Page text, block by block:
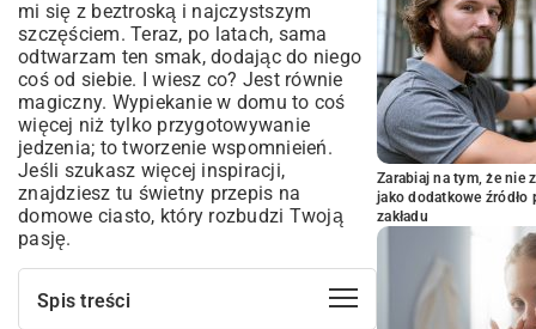
mi się z beztroską i najczystszym
szczęściem. Teraz, po latach, sama
odtwarzam ten smak, dodając do niego
coś od siebie. I wiesz co? Jest równie
magiczny. Wypiekanie w domu to coś
więcej niż tylko przygotowywanie
jedzenia; to tworzenie wspomnieień.
Jeśli szukasz więcej inspiracji,
znajdziesz tu świetny przepis na
domowe ciasto, który rozbudzi Twoją
pasję.
Spis treści
Zarabiaj na tym, że nie
jako dodatkowe
zakładu